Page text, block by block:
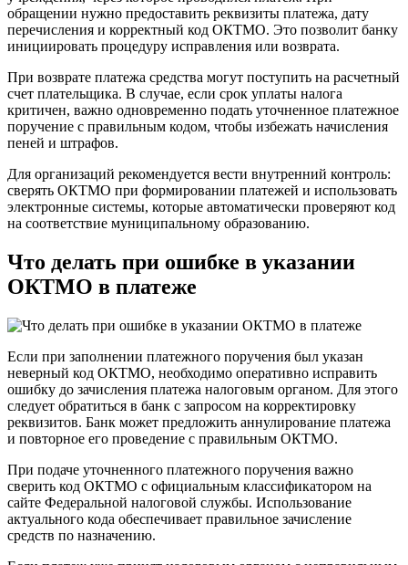
обращении нужно предоставить реквизиты платежа, дату
перечисления и корректный код ОКТМО. Это позволит банку
инициировать процедуру исправления или возврата.
При возврате платежа средства могут поступить на расчетный
счет плательщика. В случае, если срок уплаты налога
критичен, важно одновременно подать уточненное платежное
поручение с правильным кодом, чтобы избежать начисления
пеней и штрафов.
Для организаций рекомендуется вести внутренний контроль:
сверять ОКТМО при формировании платежей и использовать
электронные системы, которые автоматически проверяют код
на соответствие муниципальному образованию.
Что делать при ошибке в указании
ОКТМО в платеже
Если при заполнении платежного поручения был указан
неверный код ОКТМО, необходимо оперативно исправить
ошибку до зачисления платежа налоговым органом. Для этого
следует обратиться в банк с запросом на корректировку
реквизитов. Банк может предложить аннулирование платежа
и повторное его проведение с правильным ОКТМО.
При подаче уточненного платежного поручения важно
сверить код ОКТМО с официальным классификатором на
сайте Федеральной налоговой службы. Использование
актуального кода обеспечивает правильное зачисление
средств по назначению.